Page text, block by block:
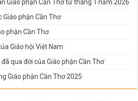
Giáo phận Cần Thơ từ tháng 1 năm 2026
Giáo phận Cần Thơ
phận Cần Thơ
Giáo hội Việt Nam
qua đời của Giáo phận Cần Thơ
Giáo phận Cần Thơ 2025